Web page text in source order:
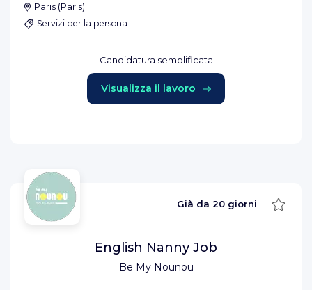
Paris (Paris)
Servizi per la persona
Candidatura semplificata
Visualizza il lavoro
Be My Nounou
Già da 20 giorni Salva
English Nanny Job